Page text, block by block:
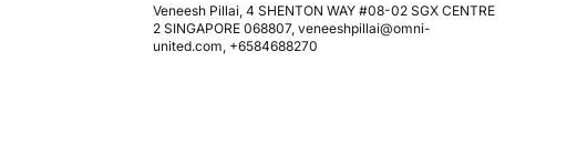
Veneesh Pillai, 4 SHENTON WAY #08-02 SGX CENTRE
2 SINGAPORE 068807, veneeshpillai@omni-
united.com, +6584688270